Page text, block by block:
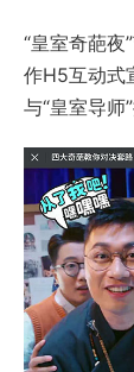
“皇室奇葩夜
作H5互动式
与“皇室导师